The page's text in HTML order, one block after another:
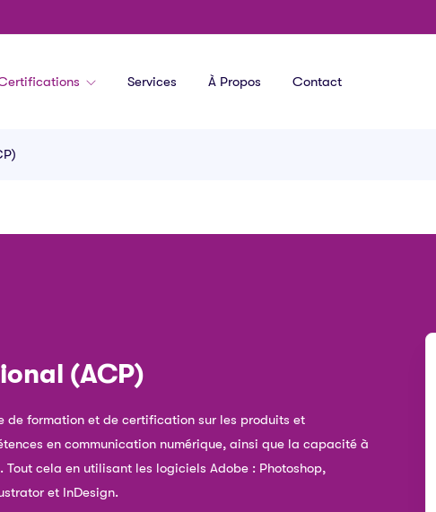
Services À Propos Contact
(ACP)
de formation et de certification sur les produits et
en communication numérique, ainsi que la capacité à
cela en utilisant les logiciels Adobe : Photoshop,
et InDesign.